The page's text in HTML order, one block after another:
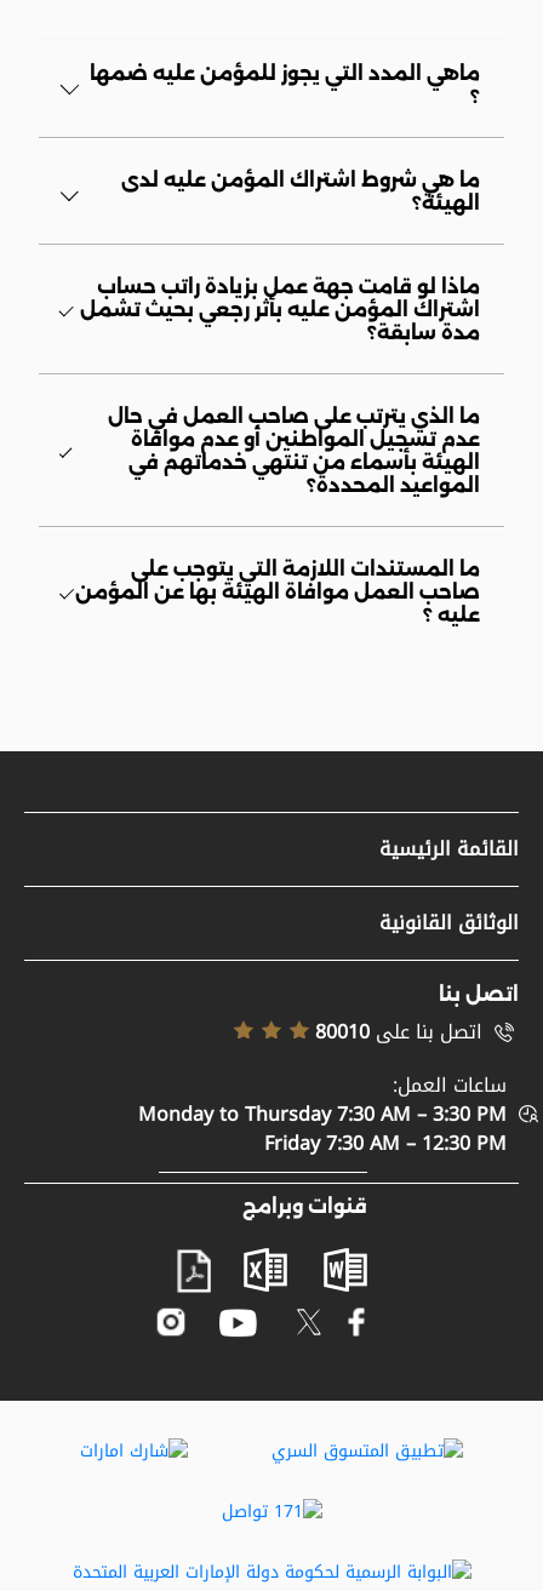
ماهي المدد التي يجوز للمؤمن عليه ضمها
؟
ما هي شروط اشتراك المؤمن عليه لدى
الهيئة؟
ماذا لو قامت جهة عمل بزيادة راتب حساب
اشتراك المؤمن عليه بأثر رجعي بحيث تشمل
مدة سابقة؟
ما الذي يترتب على صاحب العمل في حال
عدم تسجيل المواطنين أو عدم موافاة
الهيئة بأسماء من تنتهي خدماتهم في
المواعيد المحددة؟
ما المستندات اللازمة التي يتوجب على
صاحب العمل موافاة الهيئة بها عن المؤمن
عليه ؟
القائمة الرئيسية
مواد صحفية
وظائف
تسجيل الموردين
خريطة الموقع
الدعم والمساعدة
اتصل بنا
المشاركة الرقمية
الوثائق القانونية
سياسة حقوق النشر
إخلاء المسؤولية
سياسة إمكانية الوصول
سياسة الخصوصية
الأحكام والشروط
اتصل بنا
اتصل بنا على80010
ساعات العمل:
Monday to Thursday 7:30 AM – 3:30 PM
Friday 7:30 AM – 12:30 PM
قنوات وبرامج